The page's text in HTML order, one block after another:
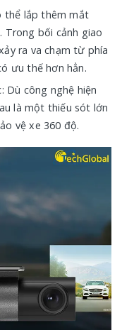
thể lắp thêm mắt
Trong bối cảnh giao
ra va chạm từ phía
ưu thế hơn hẳn.
Dù công nghệ hiện
là một thiếu sót lớn
vệ xe 360 độ.